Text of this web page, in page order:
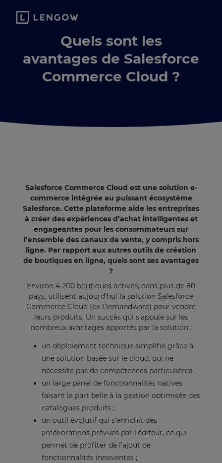
Quels sont les
avantages de Salesforce
Commerce Cloud ?
Salesforce Commerce Cloud est une solution e-
commerce intégrée au puissant écosystème
Salesforce. Cette plateforme aide les entreprises
à créer des expériences d’achat intelligentes et
engageantes pour les consommateurs sur
l’ensemble des canaux de vente, y compris hors
ligne. Par rapport aux autres outils de création
de boutiques en ligne, quels sont ses avantages
?
Environ 4 200 boutiques actives, dans plus de 80
pays, utilisent aujourd’hui la solution Salesforce
Commerce Cloud (ex-Demandware) pour vendre
leurs produits. Un succès qui s’appuie sur les
nombreux avantages apportés par la solution :
un déploiement technique simplifié grâce à
une solution basée sur le cloud, qui ne
nécessite pas de compétences particulières ;
un large panel de fonctionnalités natives
faisant la part belle à la gestion optimisée des
catalogues produits ;
un outil évolutif qui s’enrichit des
améliorations prévues par l’éditeur, ce qui
permet de profiter de l’ajout de
fonctionnalités innovantes ;